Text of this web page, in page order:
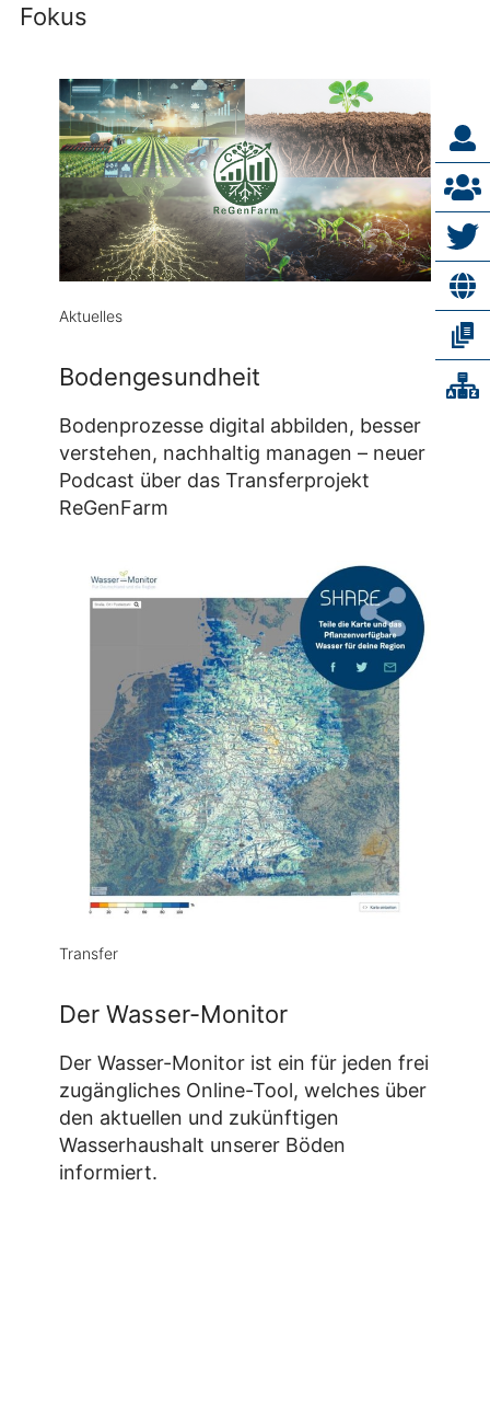
Fokus
Aktuelles
Bodengesundheit
Bodenprozesse digital abbilden, besser
verstehen, nachhaltig managen – neuer
Podcast über das Transferprojekt
ReGenFarm
Transfer
Der Wasser-Monitor
Der Wasser-Monitor ist ein für jeden frei
zugängliches Online-Tool, welches über
den aktuellen und zukünftigen
Wasserhaushalt unserer Böden
informiert.